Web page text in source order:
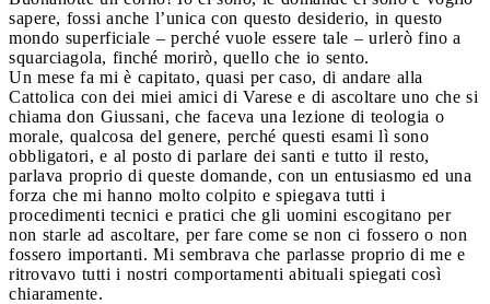
sapere, fossi anche l’unica con questo desiderio, in questo
mondo superficiale – perché vuole essere tale – urlerò fino a
squarciagola, finché morirò, quello che io sento.
Un mese fa mi è capitato, quasi per caso, di andare alla
Cattolica con dei miei amici di Varese e di ascoltare uno che si
chiama don Giussani, che faceva una lezione di teologia o
morale, qualcosa del genere, perché questi esami lì sono
obbligatori, e al posto di parlare dei santi e tutto il resto,
parlava proprio di queste domande, con un entusiasmo ed una
forza che mi hanno molto colpito e spiegava tutti i
procedimenti tecnici e pratici che gli uomini escogitano per
non starle ad ascoltare, per fare come se non ci fossero o non
fossero importanti. Mi sembrava che parlasse proprio di me e
ritrovavo tutti i nostri comportamenti abituali spiegati così
chiaramente.